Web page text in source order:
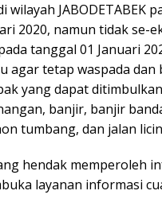
JABODETABEK
2020, namun tidak se-
tanggal 01 Januari
agar tetap waspada dan
yang dapat
banjir, banjir
tumbang, dan jalan
hendak memperoleh
layanan informasi